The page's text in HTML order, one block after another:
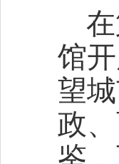
馆
望
政